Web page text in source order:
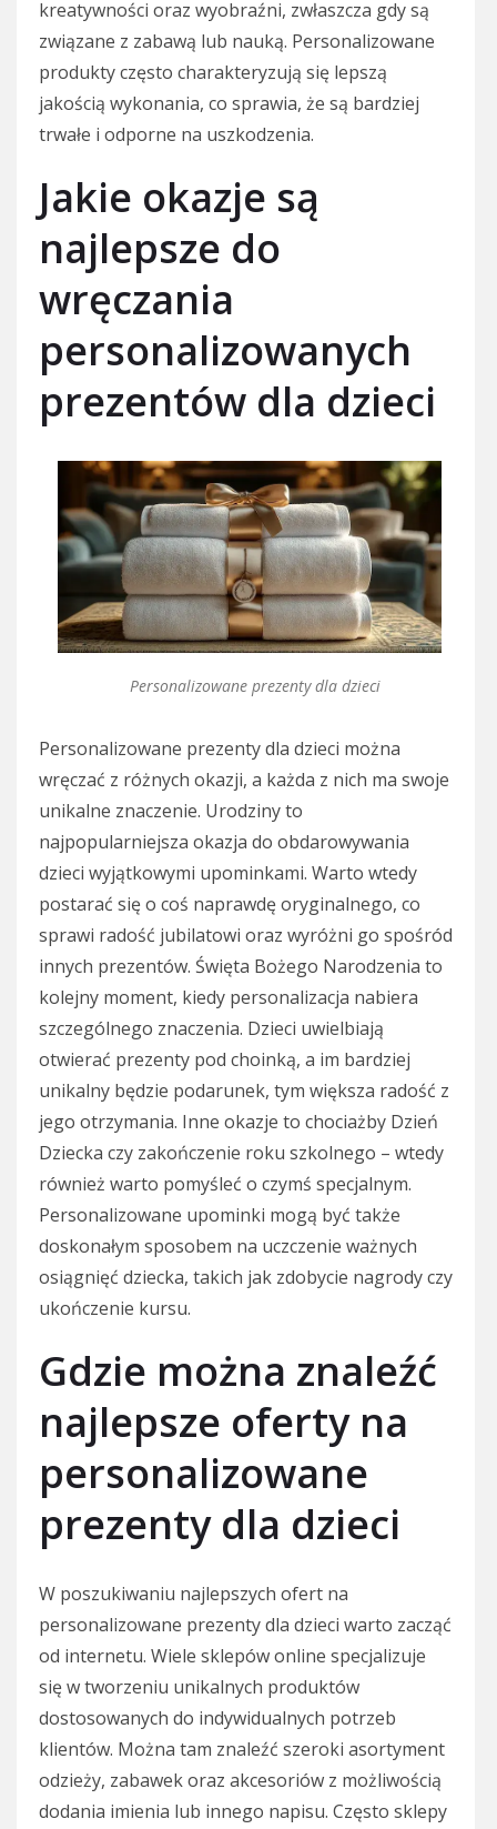
kreatywności oraz wyobraźni, zwłaszcza gdy są
związane z zabawą lub nauką. Personalizowane
produkty często charakteryzują się lepszą
jakością wykonania, co sprawia, że są bardziej
trwałe i odporne na uszkodzenia.
Jakie okazje są
najlepsze do
wręczania
personalizowanych
prezentów dla dzieci
Personalizowane prezenty dla dzieci
Personalizowane prezenty dla dzieci można
wręczać z różnych okazji, a każda z nich ma swoje
unikalne znaczenie. Urodziny to
najpopularniejsza okazja do obdarowywania
dzieci wyjątkowymi upominkami. Warto wtedy
postarać się o coś naprawdę oryginalnego, co
sprawi radość jubilatowi oraz wyróżni go spośród
innych prezentów. Święta Bożego Narodzenia to
kolejny moment, kiedy personalizacja nabiera
szczególnego znaczenia. Dzieci uwielbiają
otwierać prezenty pod choinką, a im bardziej
unikalny będzie podarunek, tym większa radość z
jego otrzymania. Inne okazje to chociażby Dzień
Dziecka czy zakończenie roku szkolnego – wtedy
również warto pomyśleć o czymś specjalnym.
Personalizowane upominki mogą być także
doskonałym sposobem na uczczenie ważnych
osiągnięć dziecka, takich jak zdobycie nagrody czy
ukończenie kursu.
Gdzie można znaleźć
najlepsze oferty na
personalizowane
prezenty dla dzieci
W poszukiwaniu najlepszych ofert na
personalizowane prezenty dla dzieci warto zacząć
od internetu. Wiele sklepów online specjalizuje
się w tworzeniu unikalnych produktów
dostosowanych do indywidualnych potrzeb
klientów. Można tam znaleźć szeroki asortyment
odzieży, zabawek oraz akcesoriów z możliwością
dodania imienia lub innego napisu. Często sklepy